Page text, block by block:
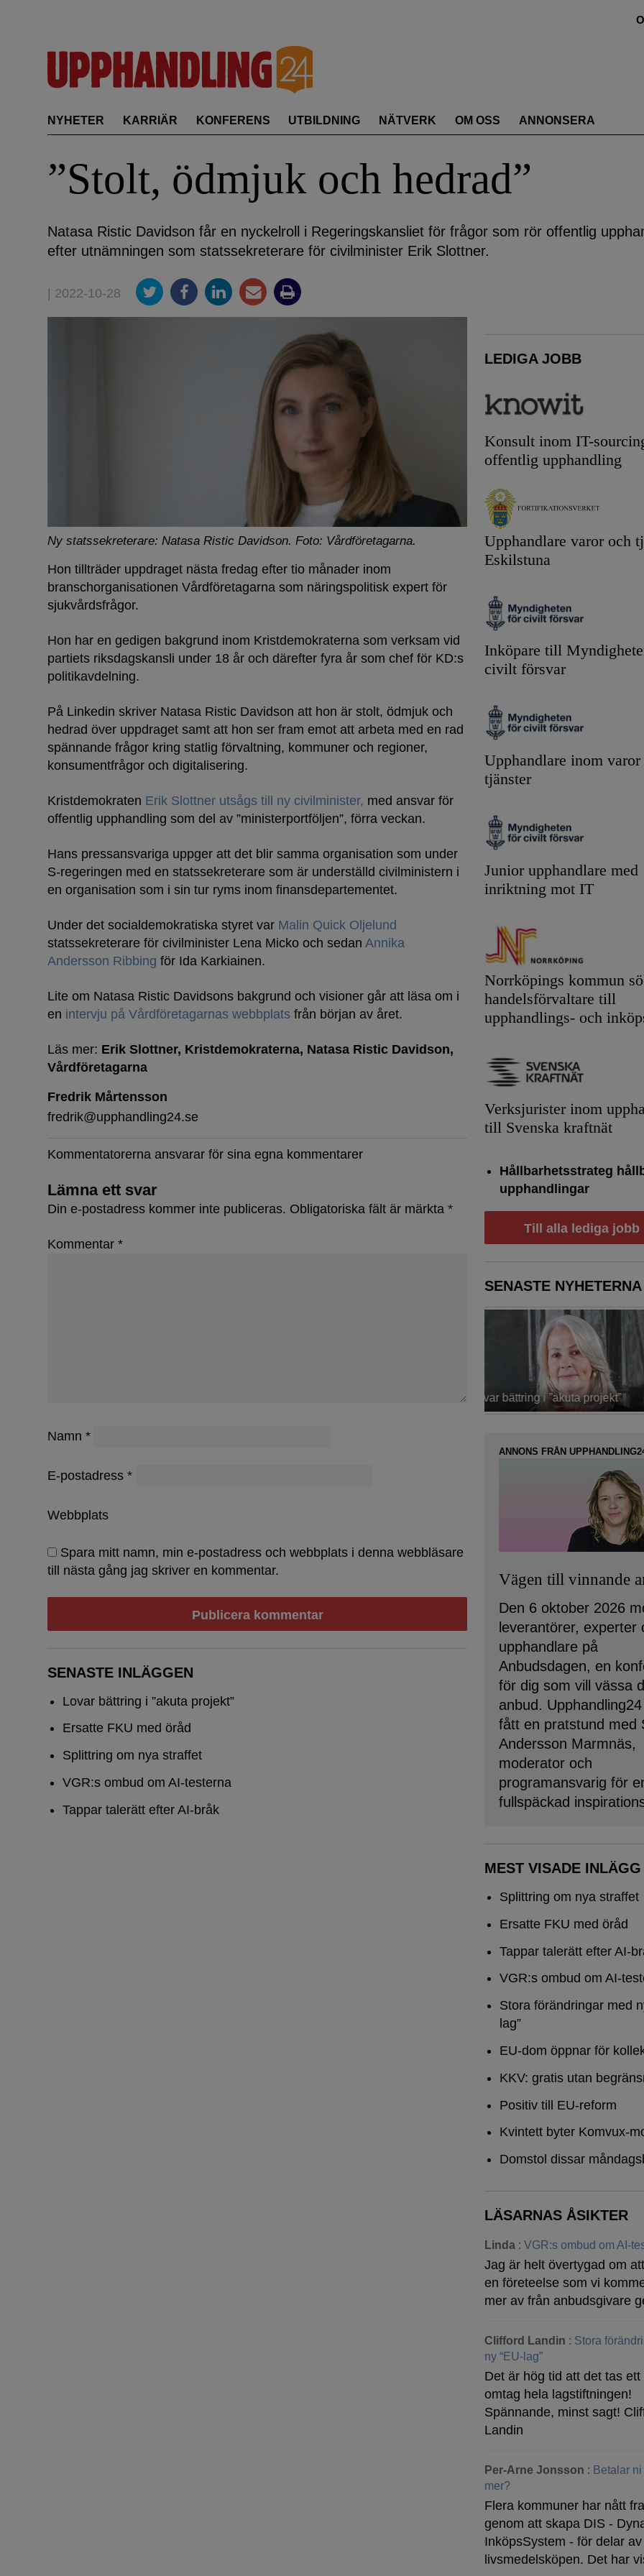
NYHETER KARRIÄR KONFERENS UTBILDNING NÄTVERK OM OSS ANNONSERA
”Stolt, ödmjuk och hedrad”
Natasa Ristic Davidson får en nyckelroll i Regeringskansliet för frågor som rör offentlig
efter utnämningen som statssekreterare för civilminister Erik Slottner.
| 2022-10-28
Ny statssekreterare: Natasa Ristic Davidson. Foto: Vårdföretagarna.
Hon tillträder uppdraget nästa fredag efter tio månader inom
branschorganisationen Vårdföretagarna som näringspolitisk expert för
sjukvårdsfrågor.
Hon har en gedigen bakgrund inom Kristdemokraterna som verksam vid
partiets riksdagskansli under 18 år och därefter fyra år som chef för KD:s
politikavdelning.
På Linkedin skriver Natasa Ristic Davidson att hon är stolt, ödmjuk och
hedrad över uppdraget samt att hon ser fram emot att arbeta med en rad
spännande frågor kring statlig förvaltning, kommuner och regioner,
konsumentfrågor och digitalisering.
Kristdemokraten Erik Slottner utsågs till ny civilminister, med ansvar för
offentlig upphandling som del av ”ministerportföljen”, förra veckan.
Hans pressansvariga uppger att det blir samma organisation som under
S-regeringen med en statssekreterare som är underställd civilministern i
en organisation som i sin tur ryms inom finansdepartementet.
Under det socialdemokratiska styret var Malin Quick Oljelund
statssekreterare för civilminister Lena Micko och sedan Annika
Andersson Ribbing för Ida Karkiainen.
Lite om Natasa Ristic Davidsons bakgrund och visioner går att läsa om i
en intervju på Vårdföretagarnas webbplats från början av året.
Läs mer: Erik Slottner Kristdemokraterna Natasa Ristic Davidson
Vårdföretagarna
Fredrik Mårtensson
fredrik@upphandling24.se
Kommentatorerna ansvarar för sina egna kommentarer
Lämna ett svar
Din e-postadress kommer inte publiceras. Obligatoriska fält är märkta *
Kommentar *
Namn *
E-postadress *
Webbplats
Spara mitt namn, min e-postadress och webbplats i denna webbläsare
till nästa gång jag skriver en kommentar.
SENASTE INLÄGGEN
Lovar bättring i ”akuta projekt”
Ersatte FKU med öråd
Splittring om nya straffet
VGR:s ombud om AI-testerna
Tappar talerätt efter AI-bråk
LEDIGA JOBB
Konsult inom IT-
offentlig upphandling
Upphandlare varor och
Eskilstuna
Inköpare till
civilt försvar
Upphandlare inom varor
tjänster
Junior upphandlare med
inriktning mot IT
Norrköpings kommun
handelsförvaltare till
upphandlings- och
Verksjurister inom
till Svenska kraftnät
Hållbarhetsstrateg
upphandlingar
Till alla lediga jobb
SENASTE NYHETERNA
Konsult inom IT-sourcing
upphandling
ANNONS FRÅN
Vägen till vinnande
Den 6 oktober 2026
leverantörer, experter
upphandlare på
Anbudsdagen, en
för dig som vill vässa
anbud.
fått en pratstund med
Andersson Marmnäs,
moderator och
programansvarig för
fullspäckad
MEST VISADE INLÄGG
Splittring om nya straffet
Ersatte FKU med öråd
Tappar talerätt efter AI-
VGR:s ombud om AI-
Stora förändringar med
lag”
EU-dom öppnar för
KKV: gratis utan
Positiv till EU-reform
Kvintett byter Komvux-
Domstol dissar
LÄSARNAS ÅSIKTER
Linda :VGR:s ombud om AI-
Jag är helt övertygad om
en företeelse som vi
mer av från anbudsgivare
Clifford Landin : Stora
ny “EU-lag”
Det är hög tid att det tas ett
omtag hela lagstiftningen!
Spännande, minst sagt!
Landin
Per-Arne Jonsson : Betalar
mer?
Flera kommuner har nått
genom att skapa DIS -
InköpsSystem - för delar av
livsmedelsköpen. Det har